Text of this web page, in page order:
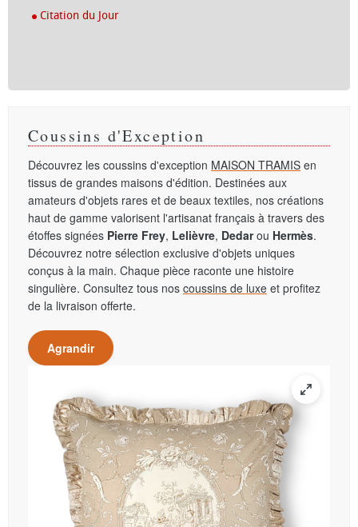
Citation du Jour
Coussins d'Exception
Découvrez les coussins d'exception MAISON TRAMIS en
tissus de grandes maisons d'édition. Destinées aux
amateurs d'objets rares et de beaux textiles, nos créations
haut de gamme valorisent l'artisanat français à travers des
étoffes signées Pierre Frey, Lelièvre, Dedarou Hermès.
Découvrez notre sélection exclusive d'objets uniques
conçus à la main. Chaque pièce raconte une histoire
singulière. Consultez tous nos coussins de luxe et profitez
de la livraison offerte.
Agrandir